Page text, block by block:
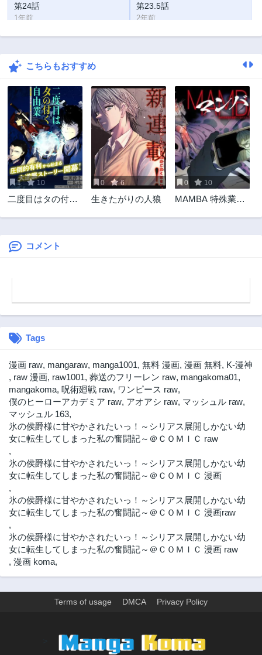
第24話
1年前
第23.5話
2年前
第23話 第22話
第21話
第19話
2年前
第18話
2年前
第17話
2年前
第16話
2年前
第15話
2年前
第14話
2年前
第13話
2年前
第12話
2年前
第11話 第10話
第9話
第3話
第1話
2年前
こちらもおすすめ
1 10
二度目はタの付く
でリスタート～
0 6
生きたがりの人狼
0 10
MAMBA 特殊業務
コメント
Tags
漫画 raw, mangaraw, manga1001, 無料 漫画, 漫画 無料, K-漫神
, raw 漫画, raw1001, 葬送のフリーレン raw, mangakoma01,
mangakoma, 呪術廻戦 raw, ワンピース raw,
僕のヒーローアカデミア raw, アオアシ raw, マッシュル raw,
マッシュル 163,
氷の侯爵様に甘やかされたいっ！～シリアス展開しかない幼
女に転生してしまった私の奮闘記～＠ＣＯＭＩＣ raw
,
氷の侯爵様に甘やかされたいっ！～シリアス展開しかない幼
女に転生してしまった私の奮闘記～＠ＣＯＭＩＣ 漫画
,
氷の侯爵様に甘やかされたいっ！～シリアス展開しかない幼
女に転生してしまった私の奮闘記～＠ＣＯＭＩＣ 漫画raw
,
氷の侯爵様に甘やかされたいっ！～シリアス展開しかない幼
女に転生してしまった私の奮闘記～＠ＣＯＭＩＣ 漫画 raw
, 漫画 koma,
Terms of usage DMCA Privacy Policy